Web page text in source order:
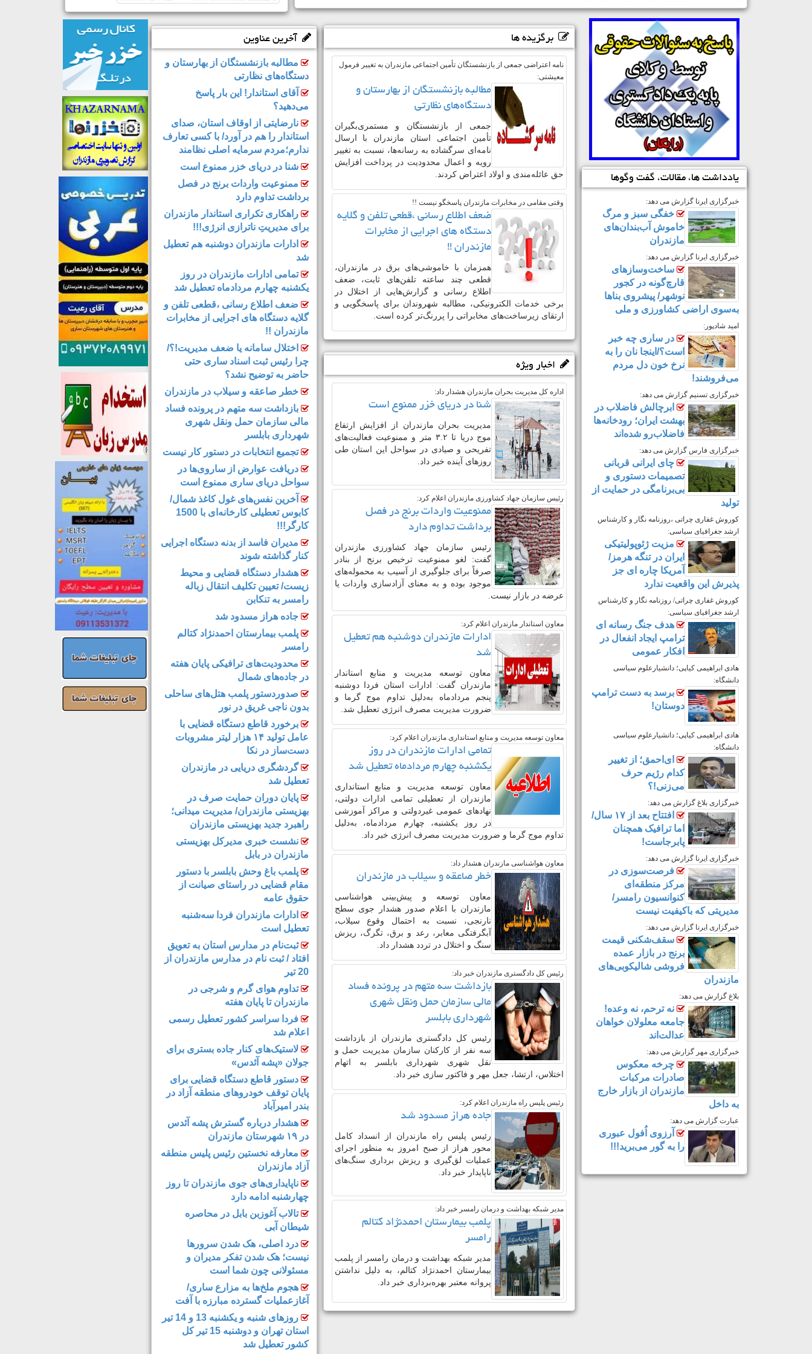
یادداشت ها، مقالات، گفت وگوها
خبرگزاری ایرنا گزارش می دهد:
خفگی سبز و مرگ
خاموش آب‌بندان‌های
مازندران
خبرگزاری ایرنا گزارش می دهد:
ساخت‌وسازهای
قارچ‌گونه در کجور
نوشهر/ پیشروی بناها
به‌سوی اراضی کشاورزی و ملی
امید شادپور:
در ساری چه خبر
است؟/اینجا نان را به
نرخ خون دل مردم
می‌فروشند!
خبرگزاری تسنیم گزارش می دهد:
ابرچالش فاضلاب در
بهشت ایران؛ رودخانه‌ها‌
فاضلاب‌رو شده‌اند
خبرگزاری فارس گزارش می دهد:
چای ایرانی قربانی
تصمیمات دستوری و
بی‌برنامگی در حمایت از
تولید
کوروش غفاری چراتی ،روزنامه نگار و کارشناس
ارشد جغرافیای سیاسی:
مزیت ژئوپولیتیکی
ایران در تنگه هرمز/
آمریکا چاره ای جز
پذیرش این واقعیت ندارد
کوروش غفاری چراتی/ روزنامه نگار و کارشناس
ارشد جغرافیای سیاسی:
هدف جنگ رسانه ای
ترامپ ایجاد انفعال در
افکار عمومی
هادی ابراهیمی کیاپی؛ دانشیارعلوم سیاسی
دانشگاه:
برسد به دست ترامپ
دوستان!
هادی ابراهیمی کیاپی؛ دانشیارعلوم سیاسی
دانشگاه:
ای‌احمق؛ از تغییر
کدام رژیم حرف
می‌زنی!؟
خبرگزاری بلاغ گزارش می دهد:
افتتاح بعد از ۱۷ سال/
اما ترافیک همچنان
پابرجاست!
خبرگزاری ایرنا گزارش می دهد:
فرصت‌سوزی در
مرکز منطقه‌ای
کنوانسیون رامسر/
مدیریتی که باکیفیت نیست
خبرگزاری ایرنا گزارش می دهد:
سقف‌شکنی قیمت
برنج در بازار عمده
فروشی شالیکوبی‌های
مازندران
بلاغ گزارش می دهد:
نه ترحم، نه وعده!
جامعه معلولان خواهان
عدالت‌اند
خبرگزاری مهر گزارش می دهد:
چرخه معکوس
صادرات مرکبات
مازندران از بازار خارج
به داخل
عبارت گزارش می دهد:
آرزوی اُفول عبوری
را به گور می‌برید!!!
برگزیده ها
نامه اعتراضی جمعی از بازنشستگان تأمین اجتماعی مازندران به تغییر فرمول
معیشتی:
مطالبه بازنشستگان از بهارستان و
دستگاه‌های نظارتی
جمعی از بازنشستگان و مستمری‌بگیران
تأمین اجتماعی استان مازندران با ارسال
نامه‌ای سرگشاده به رسانه‌ها، نسبت به تغییر
رویه و اعمال محدودیت در پرداخت افزایش
حق عائله‌مندی و اولاد اعتراض کردند.
وقتی مقامی در مخابرات مازندران پاسخگو نیست !!
ضعف اطلاع رسانی ،قطعی تلفن و گلایه
دستگاه های اجرایی از مخابرات
مازندران !!
همزمان با خاموشی‌های برق در مازندران،
قطعی چند ساعته تلفن‌های ثابت، ضعف
اطلاع‌ رسانی و گزارش‌هایی از اختلال در
برخی خدمات الکترونیکی، مطالبه شهروندان برای پاسخگویی و
ارتقای زیرساخت‌های مخابراتی را پررنگ‌تر کرده است.
اخبار ویژه
اداره ‌کل مدیریت بحران مازندران هشدار داد:
شنا در دریای خزر ممنوع است
مدیریت بحران مازندران از افزایش ارتفاع
موج دریا تا ۳.۲ متر و ممنوعیت فعالیت‌های
تفریحی و صیادی در سواحل این استان طی
روزهای آینده خبر داد.
رئیس سازمان جهاد کشاورزی مازندران اعلام کرد:
ممنوعیت واردات برنج در فصل
برداشت تداوم دارد
رئیس سازمان جهاد کشاورزی مازندران
گفت: لغو ممنوعیت ترخیص برنج از بنادر
صرفاً برای جلوگیری از آسیب به محموله‌های
موجود بوده و به معنای آزادسازی واردات یا
عرضه در بازار نیست.
معاون استاندار مازندران اعلام کرد:
ادارات مازندران دوشنبه هم تعطیل
شد
معاون توسعه مدیریت و منابع استاندار
مازندران گفت: ادارات استان فردا دوشنبه
پنجم مردادماه به‌دلیل تداوم موج گرما و
ضرورت مدیریت مصرف انرژی تعطیل شد.
معاون توسعه مدیریت و منابع استانداری مازندران اعلام کرد:
تمامی ادارات مازندران در روز
یکشنبه چهارم مردادماه تعطیل شد
معاون توسعه مدیریت و منابع استانداری
مازندران از تعطیلی تمامی ادارات دولتی،
نهادهای عمومی غیردولتی و مراکز آموزشی
در روز یکشنبه، چهارم مردادماه، به‌دلیل
تداوم موج گرما و ضرورت مدیریت مصرف انرژی خبر داد. ‎
معاون هواشناسی مازندران هشدار داد:
خطر صاعقه و سیلاب در مازندران
معاون توسعه و پیش‌بینی هواشناسی
مازندران با اعلام صدور هشدار جوی سطح
نارنجی، نسبت به احتمال وقوع سیلاب،
آبگرفتگی معابر، رعد و برق، تگرگ، ریزش
سنگ و اختلال در تردد هشدار داد.
رئیس کل دادگستری مازندران خبر داد:
بازداشت سه متهم در پرونده فساد
مالی سازمان حمل‌ ونقل شهری
شهرداری بابلسر
رئیس کل دادگستری مازندران از بازداشت
سه نفر از کارکنان سازمان مدیریت حمل‌ و
نقل شهری شهرداری بابلسر به اتهام
اختلاس، ارتشا، جعل مهر و فاکتور سازی خبر داد.
رئیس پلیس راه مازندران اعلام کرد:
جاده هراز مسدود شد
رئیس پلیس راه مازندران از انسداد کامل
محور هراز از صبح امروز به ‌منظور اجرای
عملیات لق‌گیری و ریزش‌ برداری سنگ‌های
ناپایدار خبر داد.
مدیر شبکه بهداشت و درمان رامسر خبر داد:
پلمب بیمارستان احمدنژاد کتالم
رامسر
مدیر شبکه بهداشت و درمان رامسر از پلمب
بیمارستان احمدنژاد کتالم، به دلیل نداشتن
پروانه معتبر بهره‌برداری خبر داد.
آخرین عناوین
مطالبه بازنشستگان از بهارستان و
دستگاه‌های نظارتی
آقای استاندار! این بار پاسخ
می‌دهید؟
نارضایتی از اوقاف استان، صدای
استاندار را هم در آورد/ با کسی تعارف
ندارم؛مردم سرمایه اصلی نظامند
شنا در دریای خزر ممنوع است
ممنوعیت واردات برنج در فصل
برداشت تداوم دارد
راهکاری تکراری استاندار مازندران
برای مدیریتِ ناترازی انرژی!!!
ادارات مازندران دوشنبه هم تعطیل
شد
تمامی ادارات مازندران در روز
یکشنبه چهارم مردادماه تعطیل شد
ضعف اطلاع رسانی ،قطعی تلفن و
گلایه دستگاه های اجرایی از مخابرات
مازندران !!
اختلال سامانه یا ضعف مدیریت!؟/
چرا رئیس ثبت اسناد ساری حتی
حاضر به توضیح نشد؟
خطر صاعقه و سیلاب در مازندران
بازداشت سه متهم در پرونده فساد
مالی سازمان حمل‌ ونقل شهری
شهرداری بابلسر
تجمیع انتخابات در دستور کار نیست
دریافت عوارض از ساروی‌ها در
سواحل دریای ساری ممنوع است
آخرین نفس‌های غول کاغذ شمال‌/
‌کابوس تعطیلی کارخانه‌ای با 1500
کارگر!!!
مدیران فاسد از بدنه دستگاه اجرایی
کنار گذاشته شوند
هشدار دستگاه قضایی و محیط
زیست/ تعیین تکلیف انتقال زباله
رامسر به تنکابن
جاده هراز مسدود شد
پلمب بیمارستان احمدنژاد کتالم
رامسر
محدودیت‌های ترافیکی پایان هفته
در جاده‌های شمال
صدوردستور پلمب هتل‌های ساحلی
بدون ناجی غریق در نور
برخورد قاطع دستگاه قضایی با
عامل تولید ۱۴ هزار لیتر مشروبات
دست‌ساز در نکا
گردشگری دریایی در مازندران
تعطیل شد
پایان دوران حمایت صرف در
بهزیستی مازندران/ مدیریت میدانی؛
راهبرد جدید بهزیستی مازندران
نشست خبری مدیرکل بهزیستی
مازندران در بابل
پلمب باغ ‌وحش بابلسر با دستور
مقام قضایی در راستای صیانت از
حقوق عامه
ادارات مازندران فردا سه‌شنبه
تعطیل است
ثبت‌نام در مدارس استان به تعویق
افتاد / ثبت نام در مدارس مازندران از
20 تیر
تداوم هوای گرم و شرجی در
مازندران تا پایان هفته
فردا سراسر کشور تعطیل رسمی
اعلام شد
لاستیک‌های کنار جاده بستری برای
جولان «پشه آئدس»
دستور قاطع دستگاه قضایی برای
پایان توقف خودروهای منطقه آزاد در
بندر امیرآباد
هشدار درباره گسترش پشه آئدس
در ۱۹ شهرستان مازندران
معارفه نخستین رئیس پلیس منطقه
آزاد مازندران
ناپایداری‌های جوی مازندران تا روز
چهارشنبه ادامه دارد
تالاب آغوزبن بابل در محاصره
شیطان آبی
درد اصلی، هک شدن سرورها
نیست؛ هک شدن تفکر مدیران و
مسئولانی چون شما است
هجوم ملخ‌ها به مزارع ساری/
آغازعملیات گسترده مبارزه با آفت
روزهای شنبه و یکشنبه 13 و 14 تیر
استان تهران و دوشنبه 15 تیر کل
کشور تعطیل شد